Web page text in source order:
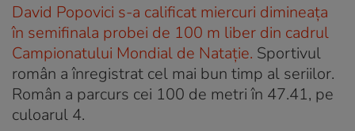
David Popovici s-a calificat miercuri dimineața
în semifinala probei de 100 m liber din cadrul
Campionatului Mondial de Nataţie. Sportivul
român a înregistrat cel mai bun timp al seriilor.
Român a parcurs cei 100 de metri în 47.41, pe
culoarul 4.